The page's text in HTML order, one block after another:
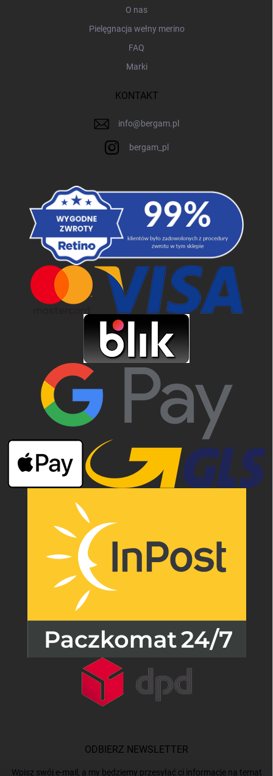
O nas
Pielęgnacja wełny merino
FAQ
Marki
KONTAKT
info@bergam.pl
bergam_pl
ODBIERZ NEWSLETTER
Wpisz swój e-mail, a my będziemy przesyłać ci informacje na temat